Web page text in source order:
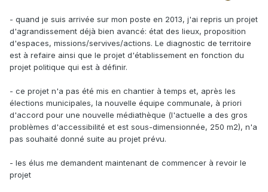
- quand je suis arrivée sur mon poste en 2013, j'ai repris un projet
d'agrandissement déjà bien avancé: état des lieux, proposition
d'espaces, missions/servives/actions. Le diagnostic de territoire
est à refaire ainsi que le projet d'établissement en fonction du
projet politique qui est à définir.
- ce projet n'a pas été mis en chantier à temps et, après les
élections municipales, la nouvelle équipe communale, à priori
d'accord pour une nouvelle médiathèque (l'actuelle a des gros
problèmes d'accessibilité et est sous-dimensionnée, 250 m2), n'a
pas souhaité donné suite au projet prévu.
- les élus me demandent maintenant de commencer à revoir le
projet